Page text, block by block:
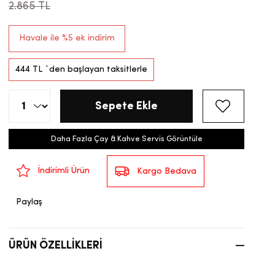
2.865 TL
Havale ile %5 ek indirim
444 TL `den başlayan taksitlerle
Daha Fazla Çay & Kahve Servis Görüntüle
İndirimli Ürün Kargo Bedava
Paylaş
ÜRÜN ÖZELLIKLERI